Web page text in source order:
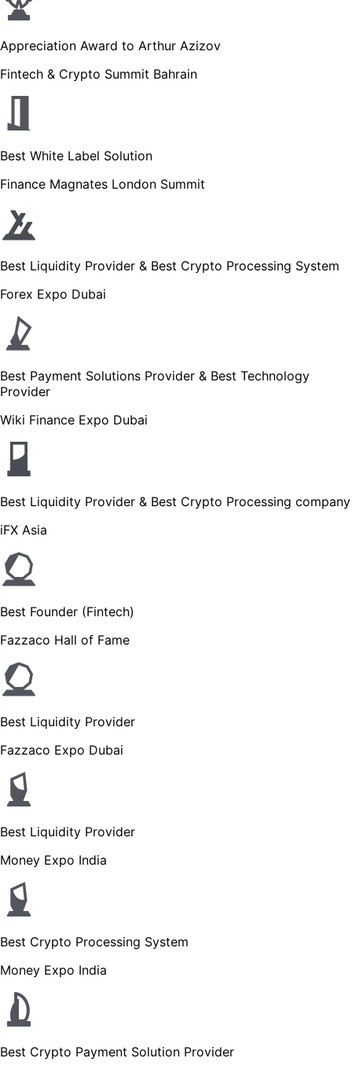
Appreciation Award to Arthur Azizov
Fintech & Crypto Summit Bahrain
Best White Label Solution
Finance Magnates London Summit
Best Liquidity Provider & Best Crypto Processing System
Forex Expo Dubai
Best Payment Solutions Provider & Best Technology
Provider
Wiki Finance Expo Dubai
Best Liquidity Provider & Best Crypto Processing company
iFX Asia
Best Founder (Fintech)
Fazzaco Hall of Fame
Best Liquidity Provider
Fazzaco Expo Dubai
Best Liquidity Provider
Money Expo India
Best Crypto Processing System
Money Expo India
Best Crypto Payment Solution Provider